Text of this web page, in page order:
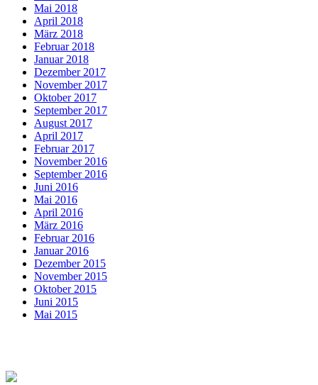
Mai 2018
April 2018
März 2018
Februar 2018
Januar 2018
Dezember 2017
November 2017
Oktober 2017
September 2017
August 2017
April 2017
Februar 2017
November 2016
September 2016
Juni 2016
Mai 2016
April 2016
März 2016
Februar 2016
Januar 2016
Dezember 2015
November 2015
Oktober 2015
Juni 2015
Mai 2015